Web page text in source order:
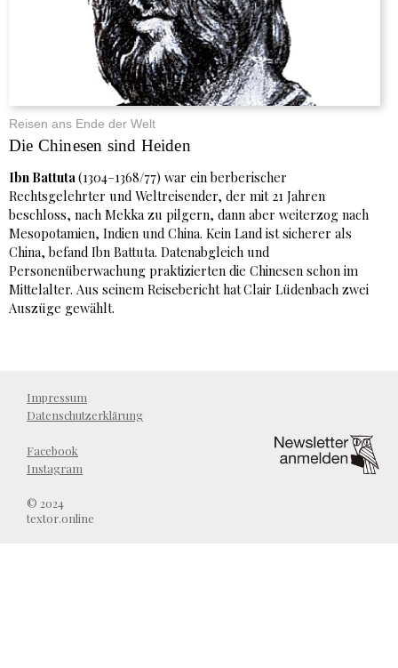
Reisen ans Ende der Welt
Die Chinesen sind Heiden
Ibn Battuta(1304–1368/77) war ein berberischer
Rechtsgelehrter und Weltreisender, der mit 21 Jahren
beschloss, nach Mekka zu pilgern, dann aber weiterzog nach
Mesopotamien, Indien und China. Kein Land ist sicherer als
China, befand Ibn Battuta. Datenabgleich und
Personenüberwachung praktizierten die Chinesen schon im
Mittelalter. Aus seinem Reisebericht hatClair Lüdenbach zwei
Auszüge gewählt.
Impressum
Datenschutzerklärung
Facebook
Instagram
© 2024
textor.online